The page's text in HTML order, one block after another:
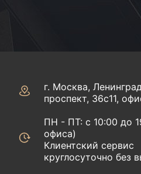
г. Москва,
проспект, 36с11,
ПН - ПТ: с 10:00 до
офиса)
Клиентский сервис
круглосуточно без